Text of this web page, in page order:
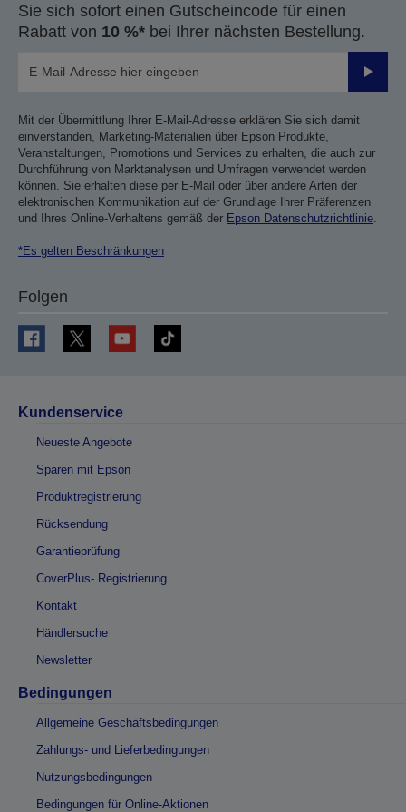
Sie sich sofort einen Gutscheincode für einen
Rabatt von 10 %* bei Ihrer nächsten Bestellung.
Mit der Übermittlung Ihrer E-Mail-Adresse erklären Sie sich damit
einverstanden, Marketing-Materialien über Epson Produkte,
Veranstaltungen, Promotions und Services zu erhalten, die auch zur
Durchführung von Marktanalysen und Umfragen verwendet werden
können. Sie erhalten diese per E-Mail oder über andere Arten der
elektronischen Kommunikation auf der Grundlage Ihrer Präferenzen
und Ihres Online-Verhaltens gemäß der Epson Datenschutzrichtlinie.
*Es gelten Beschränkungen
Folgen
Kundenservice
Neueste Angebote
Sparen mit Epson
Produktregistrierung
Rücksendung
Garantieprüfung
CoverPlus- Registrierung
Kontakt
Händlersuche
Newsletter
Bedingungen
Allgemeine Geschäftsbedingungen
Zahlungs- und Lieferbedingungen
Nutzungsbedingungen
Bedingungen für Online-Aktionen